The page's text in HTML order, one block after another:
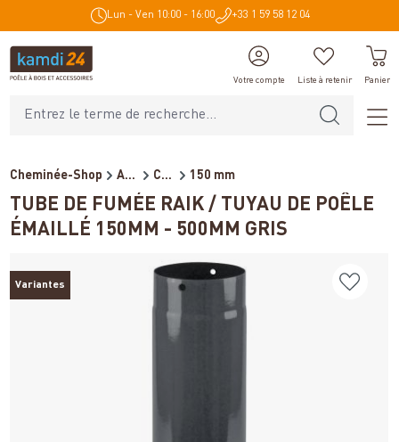
principal Lun - Ven 10:00 - 16:00 +33 1 59 58 12 04
Votre compte Liste à retenir Panier
Cheminée-Shop Accessoires de cheminée Conduits de fumée pour poêl... 150 mm
TUBE DE FUMÉE RAIK / TUYAU DE POÊLE
ÉMAILLÉ 150MM - 500MM GRIS
Variantes